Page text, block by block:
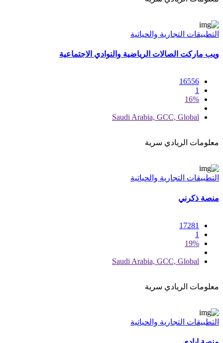
التطبيقات التجارية والحياتية
ويب ماركت الصالات الرياضية والنوادي الاجتماعية
16556
1
16%
Saudi Arabia, GCC, Global
معلومات الريادي سرية
التطبيقات التجارية والحياتية
منصة ذكرني
17281
1
19%
Saudi Arabia, GCC, Global
معلومات الريادي سرية
التطبيقات التجارية والحياتية